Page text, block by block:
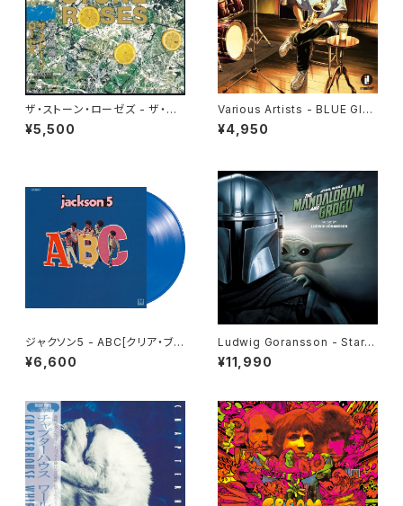
ザ・ストーン・ローゼズ - ザ・ス
トーン・ローゼズ(LP)
¥5,500
Various Artists - BLUE GIA
NT MOMENTUM @ impuls
e!(LP)
¥4,950
ジャクソン5 - ABC[クリア・ブル
ー](LP重量盤)
¥6,600
Ludwig Goransson - Star
Wars: The Mandalorian an
d Grogu[Die-Cut Picture Di
¥11,990